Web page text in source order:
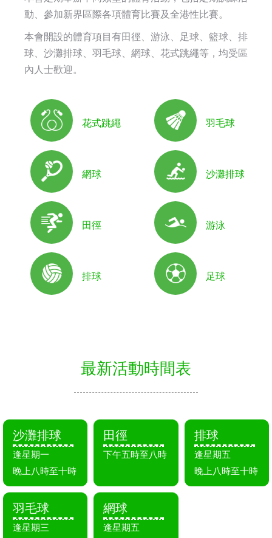
動、參加新界區際各項體育比賽及全港性比賽。
本會開設的體育項目有田徑、游泳、足球、籃球、排
球、沙灘排球、羽毛球、網球、花式跳繩等，均受區
內人士歡迎。
花式跳繩
網球
田徑
排球
羽毛球
沙灘排球
游泳
足球
最新活動時間表
沙灘排球
逢星期一
晚上八時至十時
田徑
下午五時至八時
排球
逢星期五
晚上八時至十時
羽毛球
逢星期三
網球
逢星期五